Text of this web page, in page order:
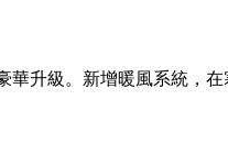
華升級。新增暖風系